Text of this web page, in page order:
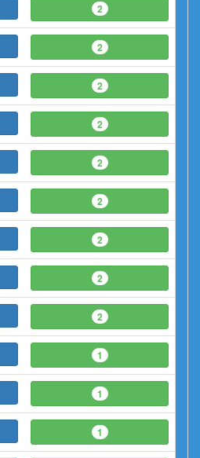
2
2
2
2
2
2
2
2
2
1
1
1